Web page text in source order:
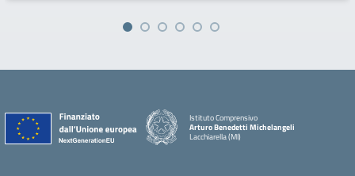
Istituto Comprensivo
Arturo Benedetti Michelangeli
Lacchiarella (MI)